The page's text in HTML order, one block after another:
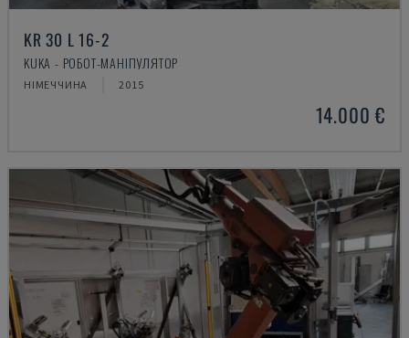
KR 30 L 16-2
KUKA - РОБОТ-МАНІПУЛЯТОР
НІМЕЧЧИНА 2015
14.000 €